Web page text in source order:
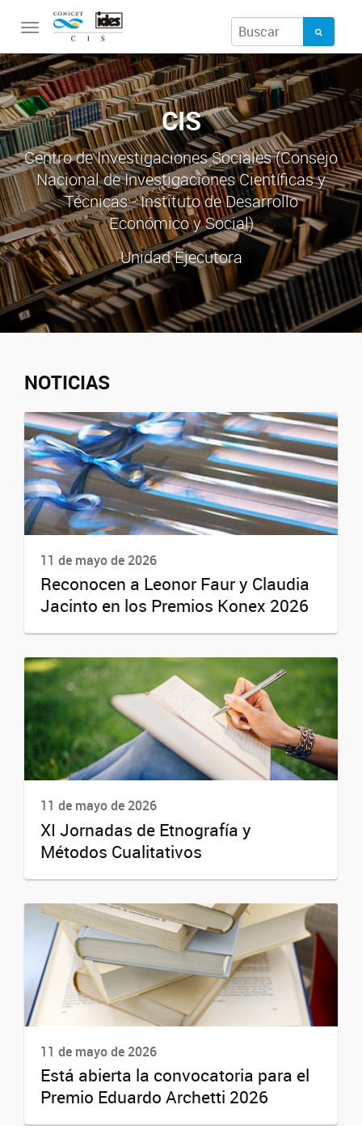
Toggle
CIS
Centro de Investigaciones Sociales (Consejo
Nacional de Investigaciones Científicas y
Técnicas - Instituto de Desarrollo
Económico y Social)
Unidad Ejecutora
NOTICIAS
11 de mayo de 2026
Reconocen a Leonor Faur y Claudia
Jacinto en los Premios Konex 2026
11 de mayo de 2026
XI Jornadas de Etnografía y
Métodos Cualitativos
11 de mayo de 2026
Está abierta la convocatoria para el
Premio Eduardo Archetti 2026